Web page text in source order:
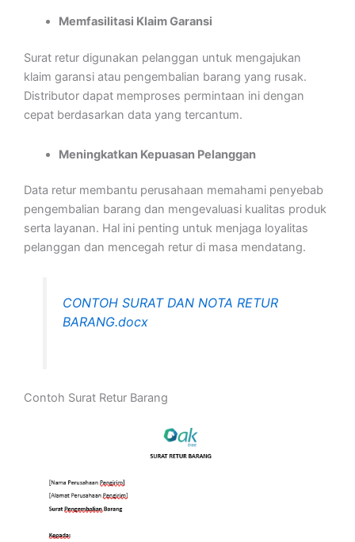
Memfasilitasi Klaim Garansi
Surat retur digunakan pelanggan untuk mengajukan
klaim garansi atau pengembalian barang yang rusak.
Distributor dapat memproses permintaan ini dengan
cepat berdasarkan data yang tercantum.
Meningkatkan Kepuasan Pelanggan
Data retur membantu perusahaan memahami penyebab
pengembalian barang dan mengevaluasi kualitas produk
serta layanan. Hal ini penting untuk menjaga loyalitas
pelanggan dan mencegah retur di masa mendatang.
CONTOH SURAT DAN NOTA RETUR
BARANG.docx
Contoh Surat Retur Barang